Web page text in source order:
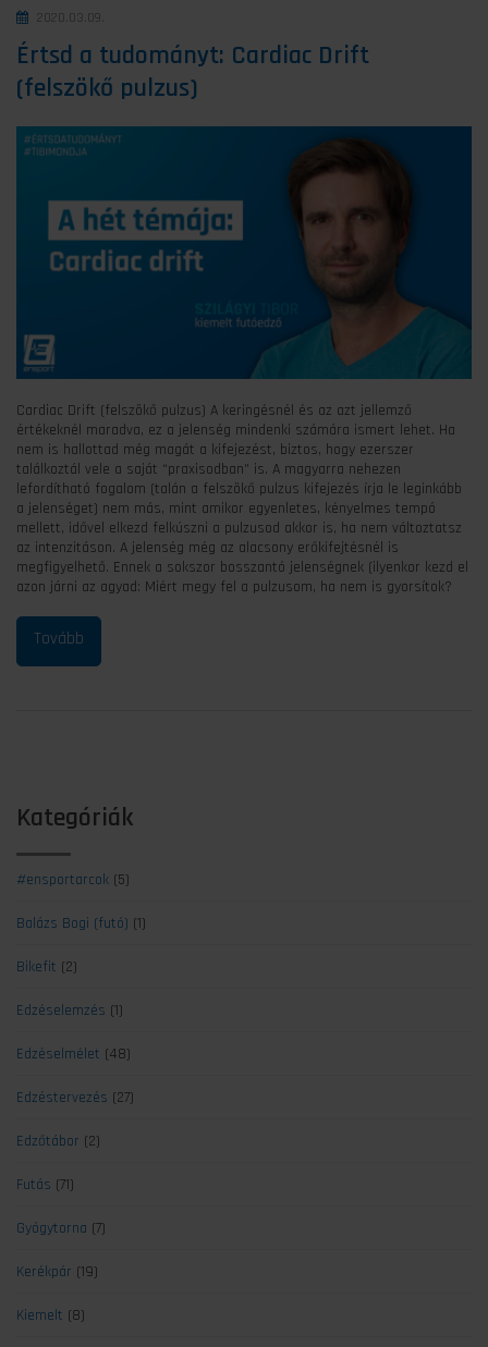
2020.03.09.
Értsd a tudományt: Cardiac Drift
(felszökő pulzus)
Cardiac Drift (felszökő pulzus) A keringésnél és az azt jellemző
értékeknél maradva, ez a jelenség mindenki számára ismert lehet. Ha
nem is hallottad még magát a kifejezést, biztos, hogy ezerszer
találkoztál vele a saját “praxisodban” is. A magyarra nehezen
lefordítható fogalom (talán a felszökő pulzus kifejezés írja le leginkább
a jelenséget) nem más, mint amikor egyenletes, kényelmes tempó
mellett, idővel elkezd felkúszni a pulzusod akkor is, ha nem változtatsz
az intenzitáson. A jelenség még az alacsony erőkifejtésnél is
megfigyelhető. Ennek a sokszor bosszantó jelenségnek (ilyenkor kezd el
azon járni az agyad: Miért megy fel a pulzusom, ha nem is gyorsítok?
Kategóriák
#ensportarcok (5)
Balázs Bogi (futó) (1)
Bikefit (2)
Edzéselemzés (1)
Edzéselmélet (48)
Edzéstervezés (27)
Edzőtábor (2)
Futás (71)
Gyógytorna (7)
Kerékpár (19)
Kiemelt (8)